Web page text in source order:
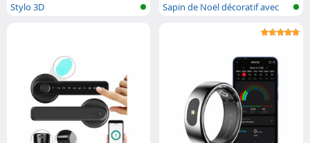
Stylo 3D
Sapin de Noël décoratif avec